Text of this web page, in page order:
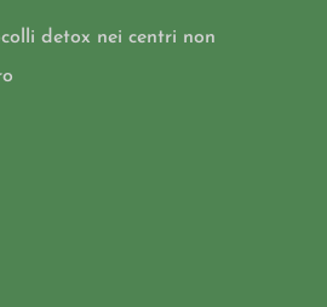
detox nei centri non